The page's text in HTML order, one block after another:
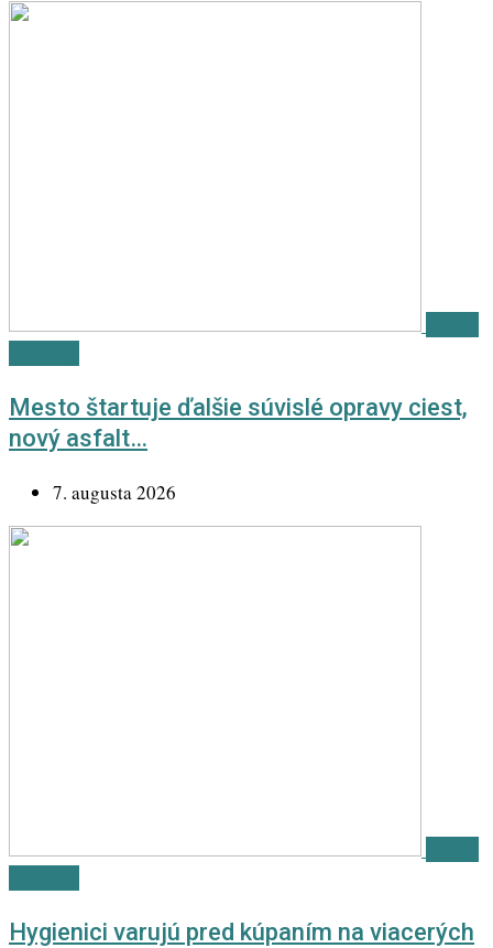
Mesto štartuje ďalšie súvislé opravy ciest,
nový asfalt…
7. augusta 2026
Hygienici varujú pred kúpaním na viacerých